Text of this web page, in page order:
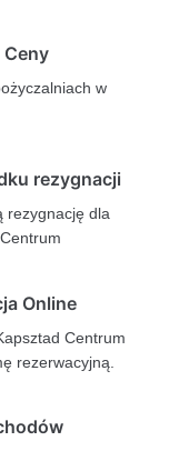
Ceny
w
rezygnacji
rezygnację dla
Online
Centrum
rezerwacyjną.